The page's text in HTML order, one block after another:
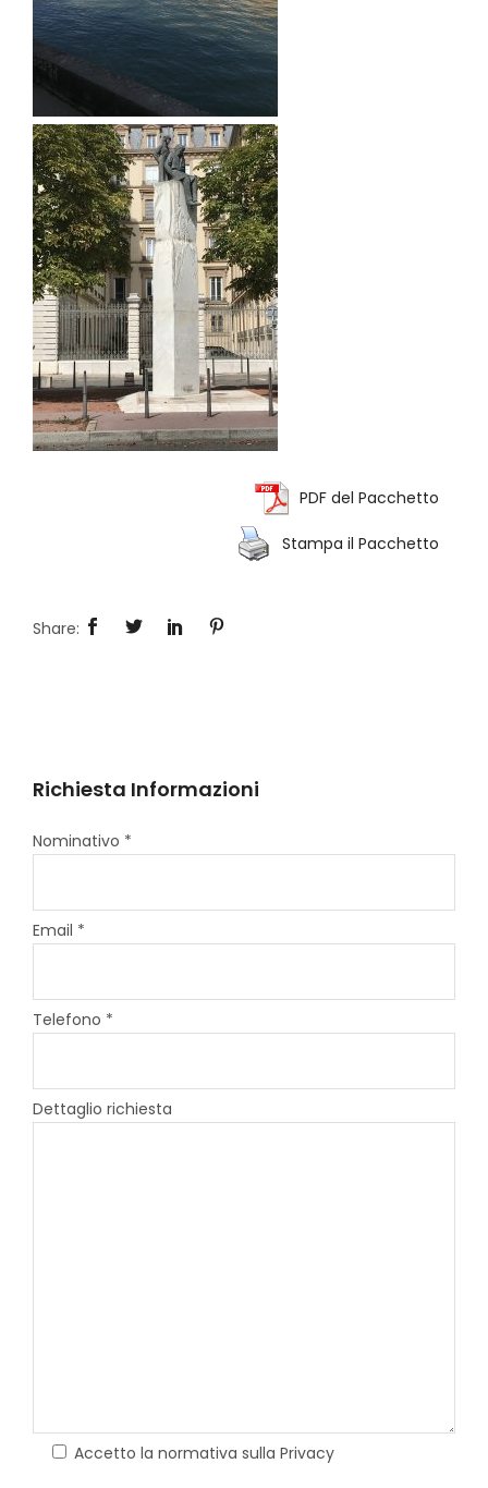
PDF del Pacchetto
Stampa il Pacchetto
Richiesta Informazioni
Nominativo *
Email *
Telefono *
Dettaglio richiesta
Accetto la normativa sulla Privacy